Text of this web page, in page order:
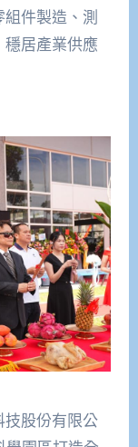
件製造、測
居產業供應
股份有限公